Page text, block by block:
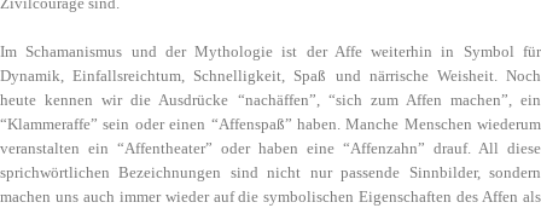
Im Schamanismus und der Mythologie ist der Affe weiterhin in Symbol für
Dynamik, Einfallsreichtum, Schnelligkeit, Spaß und närrische Weisheit. Noch
heute kennen wir die Ausdrücke “nachäffen”, “sich zum Affen machen”, ein
“Klammeraffe” sein oder einen “Affenspaß” haben. Manche Menschen wiederum
veranstalten ein “Affentheater” oder haben eine “Affenzahn” drauf. All diese
sprichwörtlichen Bezeichnungen sind nicht nur passende Sinnbilder, sondern
machen uns auch immer wieder auf die symbolischen Eigenschaften des Affen als